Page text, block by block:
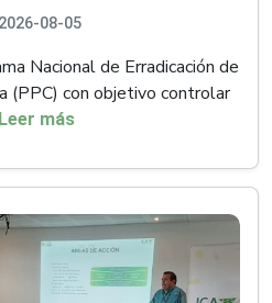
2026-08-05
Nacional de Erradicación de
(PPC) con objetivo controlar
Leer más